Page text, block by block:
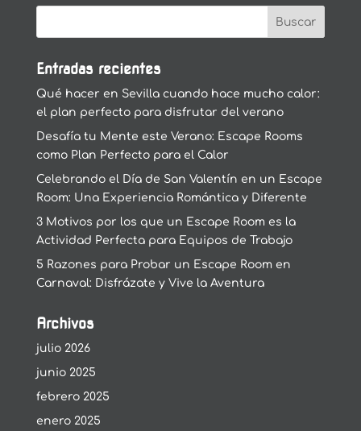
Entradas recientes
Qué hacer en Sevilla cuando hace mucho calor:
el plan perfecto para disfrutar del verano
Desafía tu Mente este Verano: Escape Rooms
como Plan Perfecto para el Calor
Celebrando el Día de San Valentín en un Escape
Room: Una Experiencia Romántica y Diferente
3 Motivos por los que un Escape Room es la
Actividad Perfecta para Equipos de Trabajo
5 Razones para Probar un Escape Room en
Carnaval: Disfrázate y Vive la Aventura
Archivos
julio 2026
junio 2025
febrero 2025
enero 2025